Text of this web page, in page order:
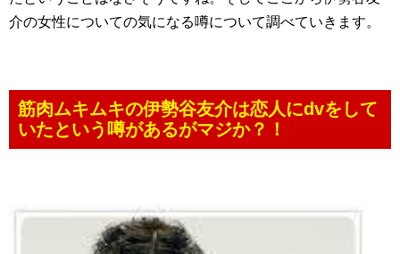
介の女性についての気になる噂について調べていきます。
筋肉ムキムキの伊勢谷友介は恋人にdvをして
いたという噂があるがマジか？！